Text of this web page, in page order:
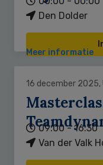
Den Dolder
Meer informatie
16 december
09:00 - 16:30
Van der Valk